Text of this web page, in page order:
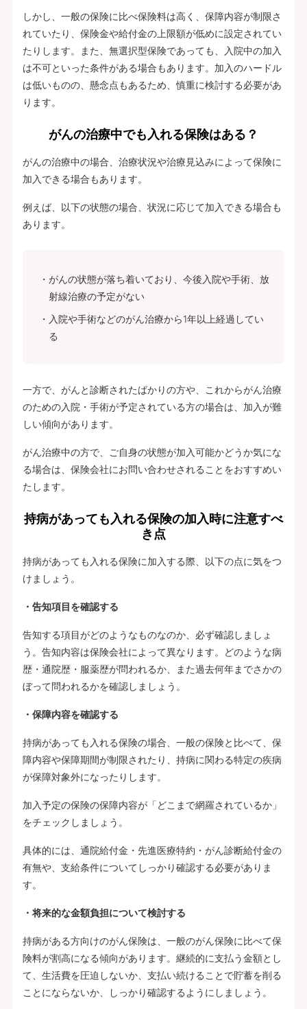
しかし、一般の保険に比べ保険料は高く、保障内容が制限さ
れていたり、保険金や給付金の上限額が低めに設定されてい
たりします。また、無選択型保険であっても、入院中の加入
は不可といった条件がある場合もあります。加入のハードル
は低いものの、懸念点もあるため、慎重に検討する必要があ
ります。
がんの治療中でも入れる保険はある？
がんの治療中の場合、治療状況や治療見込みによって保険に
加入できる場合もあります。
例えば、以下の状態の場合、状況に応じて加入できる場合も
あります。
がんの状態が落ち着いており、今後入院や手術、放
射線治療の予定がない
入院や手術などのがん治療から1年以上経過してい
る
一方で、がんと診断されたばかりの方や、これからがん治療
のための入院・手術が予定されている方の場合は、加入が難
しい傾向があります。
がん治療中の方で、ご自身の状態が加入可能かどうか気にな
る場合は、保険会社にお問い合わせされることをおすすめい
たします。
持病があっても入れる保険の加入時に注意すべ
き点
持病があっても入れる保険に加入する際、以下の点に気をつ
けましょう。
・告知項目を確認する
告知する項目がどのようなものなのか、必ず確認しましょ
う。告知内容は保険会社によって異なります。どのような病
歴・通院歴・服薬歴が問われるか、また過去何年までさかの
ぼって問われるかを確認しましょう。
・保障内容を確認する
持病があっても入れる保険の場合、一般の保険と比べて、保
障内容や保障期間が制限されたり、持病に関わる特定の疾病
が保障対象外になったりします。
加入予定の保険の保障内容が「どこまで網羅されているか」
をチェックしましょう。
具体的には、通院給付金・先進医療特約・がん診断給付金の
有無や、支給条件についてしっかり確認する必要がありま
す。
・将来的な金額負担について検討する
持病がある方向けのがん保険は、一般のがん保険に比べて保
険料が割高になる傾向があります。継続的に支払う金額とし
て、生活費を圧迫しないか、支払い続けることで貯蓄を削る
ことにならないか、しっかり確認するようにしましょう。